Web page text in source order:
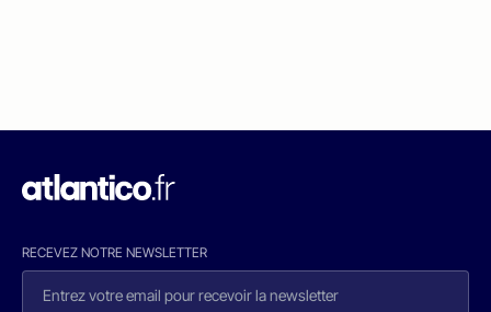
RECEVEZ NOTRE NEWSLETTER